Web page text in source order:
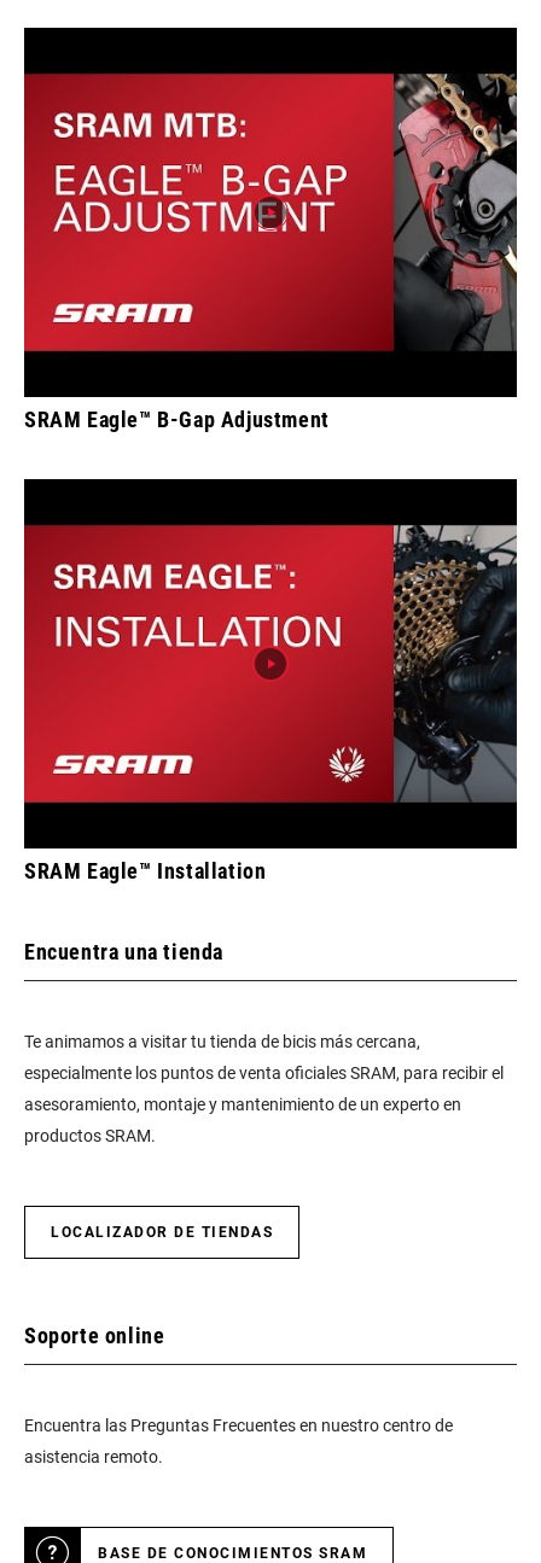
SRAM Eagle™ B-Gap Adjustment
SRAM Eagle™ Installation
Encuentra una tienda
Te animamos a visitar tu tienda de bicis más cercana,
especialmente los puntos de venta oficiales SRAM, para recibir el
asesoramiento, montaje y mantenimiento de un experto en
productos SRAM.
LOCALIZADOR DE TIENDAS
Soporte online
Encuentra las Preguntas Frecuentes en nuestro centro de
asistencia remoto.
BASE DE CONOCIMIENTOS SRAM